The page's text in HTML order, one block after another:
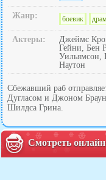
Жанр: боевик
Актеры:
Джеймс
Гейни, Бен
Наутон
Сбежавший раб
Дугласом и Джоном
Шилдса Грина.
Смотреть